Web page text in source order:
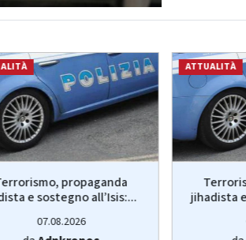
propaganda
e sostegno all’Isis:...
07.08.2026
ATTUALITÀ
jihadista